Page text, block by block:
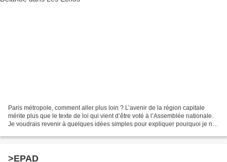
Paris métropole, comment aller plus loin ? L’avenir de la région capitale
mérite plus que le texte de loi qui vient d’être voté à l’Assemblée nationale.
Je voudrais revenir à quelques idées simples pour expliquer pourquoi je ne
>EPAD